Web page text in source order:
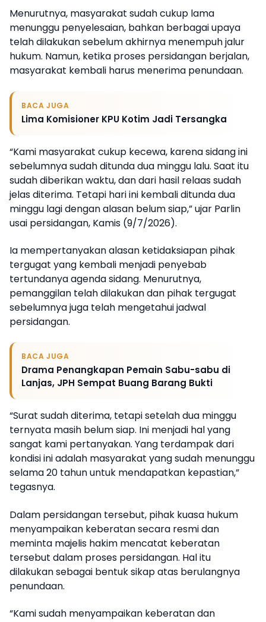
Menurutnya, masyarakat sudah cukup lama
menunggu penyelesaian, bahkan berbagai upaya
telah dilakukan sebelum akhirnya menempuh jalur
hukum. Namun, ketika proses persidangan berjalan,
masyarakat kembali harus menerima penundaan.
BACA JUGA
Lima Komisioner KPU Kotim Jadi Tersangka
“Kami masyarakat cukup kecewa, karena sidang ini
sebelumnya sudah ditunda dua minggu lalu. Saat itu
sudah diberikan waktu, dan dari hasil relaas sudah
jelas diterima. Tetapi hari ini kembali ditunda dua
minggu lagi dengan alasan belum siap,” ujar Parlin
usai persidangan, Kamis (9/7/2026).
Ia mempertanyakan alasan ketidaksiapan pihak
tergugat yang kembali menjadi penyebab
tertundanya agenda sidang. Menurutnya,
pemanggilan telah dilakukan dan pihak tergugat
sebelumnya juga telah mengetahui jadwal
persidangan.
BACA JUGA
Drama Penangkapan Pemain Sabu-sabu di
Lanjas, JPH Sempat Buang Barang Bukti
“Surat sudah diterima, tetapi setelah dua minggu
ternyata masih belum siap. Ini menjadi hal yang
sangat kami pertanyakan. Yang terdampak dari
kondisi ini adalah masyarakat yang sudah menunggu
selama 20 tahun untuk mendapatkan kepastian,”
tegasnya.
Dalam persidangan tersebut, pihak kuasa hukum
menyampaikan keberatan secara resmi dan
meminta majelis hakim mencatat keberatan
tersebut dalam proses persidangan. Hal itu
dilakukan sebagai bentuk sikap atas berulangnya
penundaan.
“Kami sudah menyampaikan keberatan dan